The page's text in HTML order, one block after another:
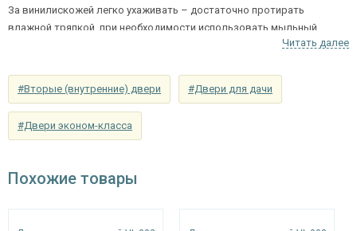
Нижний замок
нажимной ручкой, 3-х ригельный, 2-х
Глазок
наблюдения
Петли ⌀22 мм (2 шт.)
устройства
За винилискожей легко ухаживать – достаточно протирать
влажной тряпкой, при необходимости использовать мыльный
раствор. Покрытие водоустойчиво, а значит не потеряет свой
Входные металлические двери с отделкой из
винила прекрасно сочетаются с любыми
интерьерами.
Читать далее
#Вторые (внутренние) двери #Двери для дачи
#Двери эконом-класса
Похожие товары